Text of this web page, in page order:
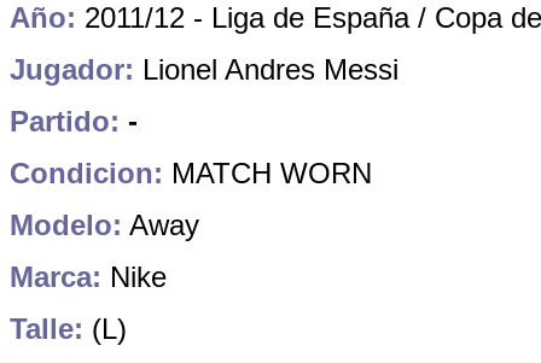
Año: 2011/12 - Liga de España / Copa
Jugador: Lionel Andres Messi
Partido: -
Condicion: MATCH WORN
Modelo: Away
Marca: Nike
Talle: (L)